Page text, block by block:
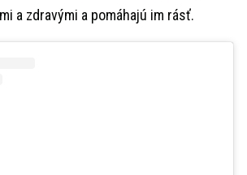
a zdravými a pomáhajú im rásť.